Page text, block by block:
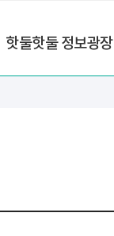
핫둘핫둘 정보광장